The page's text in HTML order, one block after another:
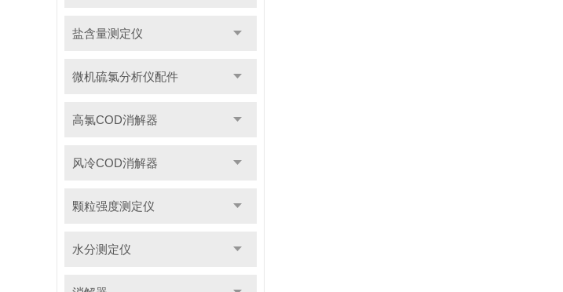
盐含量测定仪
微机硫氯分析仪配件
高氯COD消解器
风冷COD消解器
颗粒强度测定仪
水分测定仪